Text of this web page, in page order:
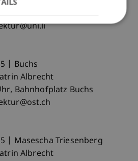
| Buchs
Albrecht
Bahnhofplatz Buchs
| Masescha Triesenberg
Albrecht